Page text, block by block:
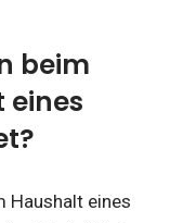
beim
eines
Haushalt eines